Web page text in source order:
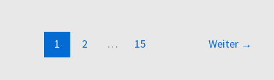
1 2 … 15 Weiter →